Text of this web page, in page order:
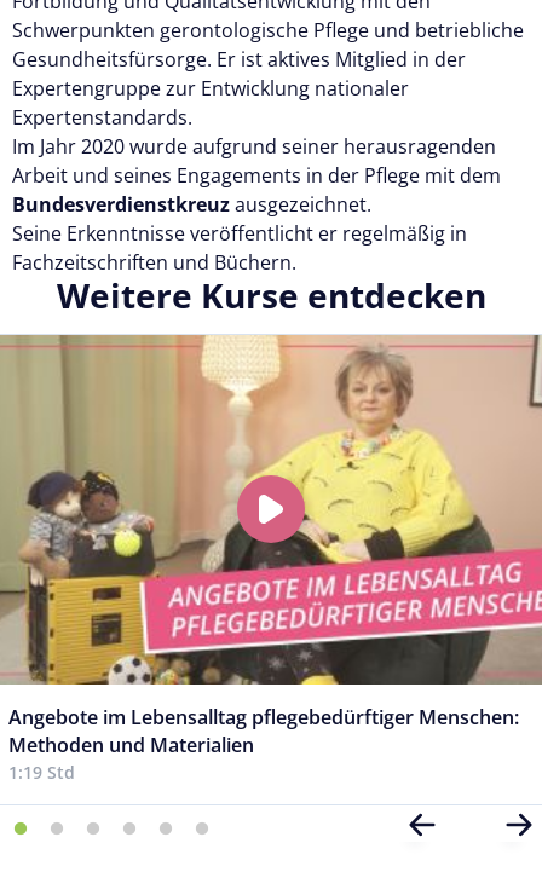
Schwerpunkten gerontologische Pflege und betriebliche
Gesundheitsfürsorge. Er ist aktives Mitglied in der
Expertengruppe zur Entwicklung nationaler
Expertenstandards.
Im Jahr 2020 wurde aufgrund seiner herausragenden
Arbeit und seines Engagements in der Pflege mit dem
Bundesverdienstkreuzausgezeichnet.
Seine Erkenntnisse veröffentlicht er regelmäßig in
Fachzeitschriften und Büchern.
Weitere Kurse entdecken
Angebote im Lebensalltag pflegebedürftiger Menschen:
Methoden und Materialien
1:19 Std